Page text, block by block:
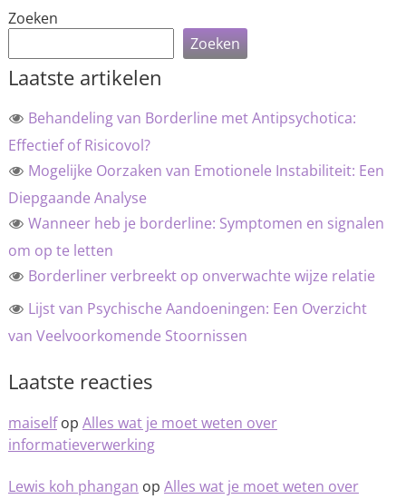
Zoeken
Zoeken
Laatste artikelen
Behandeling van Borderline met Antipsychotica:
Effectief of Risicovol?
Mogelijke Oorzaken van Emotionele Instabiliteit: Een
Diepgaande Analyse
Wanneer heb je borderline: Symptomen en signalen
om op te letten
Borderliner verbreekt op onverwachte wijze relatie
Lijst van Psychische Aandoeningen: Een Overzicht
van Veelvoorkomende Stoornissen
Laatste reacties
maiselfop Alles wat je moet weten over
informatieverwerking
Lewis koh phangan op Alles wat je moet weten over